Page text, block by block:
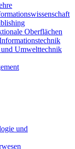
Oberflächen
Umwelttechnik
und